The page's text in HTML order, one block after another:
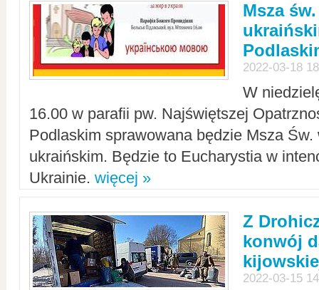
Msza
2022-03-18
W
16.00 w parafii pw. Najświętszej
Podlaskim sprawowana będzie Msza Św.
ukraińskim. Będzie to Eucharystia w
Ukrainie. więcej »
Z
konwój
2022-03-15